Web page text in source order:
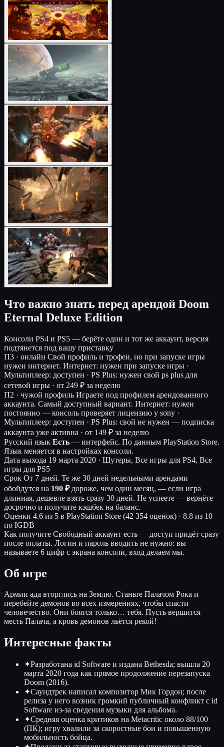
Что важно знать перед арендой Doom
Eternal Deluxe Edition
Консоли PS4 и PS5 — берёте один и тот же аккаунт, версия
подтянется под вашу приставку
П3 · онлайн Свой профиль и трофеи, но при запуске игры
нужен интернет. Интернет: нужен при запуске игры ·
Мультиплеер: доступен · PS Plus: нужен свой ps plus для
сетевой игры · от 249 ₽ за неделю
П2 · чужой профиль Играете под профилем арендованного
аккаунта. Самый доступный вариант. Интернет: нужен
постоянно — консоль проверяет лицензию у sony ·
Мультиплеер: доступен · PS Plus: свой не нужен — подписка
аккаунта уже активна · от 149 ₽ за неделю
Русский язык Есть — интерфейс. По данным PlayStation Store.
Язык меняется в настройках консоли.
Дата выхода 19 марта 2020 · Шутеры, Все игры для PS4, Все
игры для PS5
Срок От 7 дней. Те же 30 дней недельными арендами
обойдутся на 190 ₽дороже, чем один месяц, — если игра
длинная, дешевле взять сразу 30 дней. Не успеете — вернёте
досрочно и получите кэшбек на баланс.
Оценки 4.6 из 5 в PlayStation Store (42 354 оценок) · 8.8 из 10
по IGDB
Как получите Свободный аккаунт есть — доступ придёт сразу
после оплаты. Логин и пароль вводить не нужно: вы
называете 6 цифр с экрана консоли, вход делаем мы.
Об игре
Армии ада вторглись на Землю. Станьте Палачом Рока и
перебейте демонов во всех измерениях, чтобы спасти
человечество. Они боятся только… тебя. Пусть вершится
месть Палача, а кровь демонов льётся рекой!
Интересные факты
✦Разработана id Software и издана Bethesda; вышла 20
марта 2020 года как прямое продолжение перезапуска
Doom (2016).
✦Саундтрек написал композитор Мик Гордон; после
релиза у него возник громкий публичный конфликт с id
Software из-за сведения музыки для альбома.
✦Средняя оценка критиков на Metacritic около 88/100
(ПК); игру хвалили за скоростные бои и повышенную
мобильность бойца.